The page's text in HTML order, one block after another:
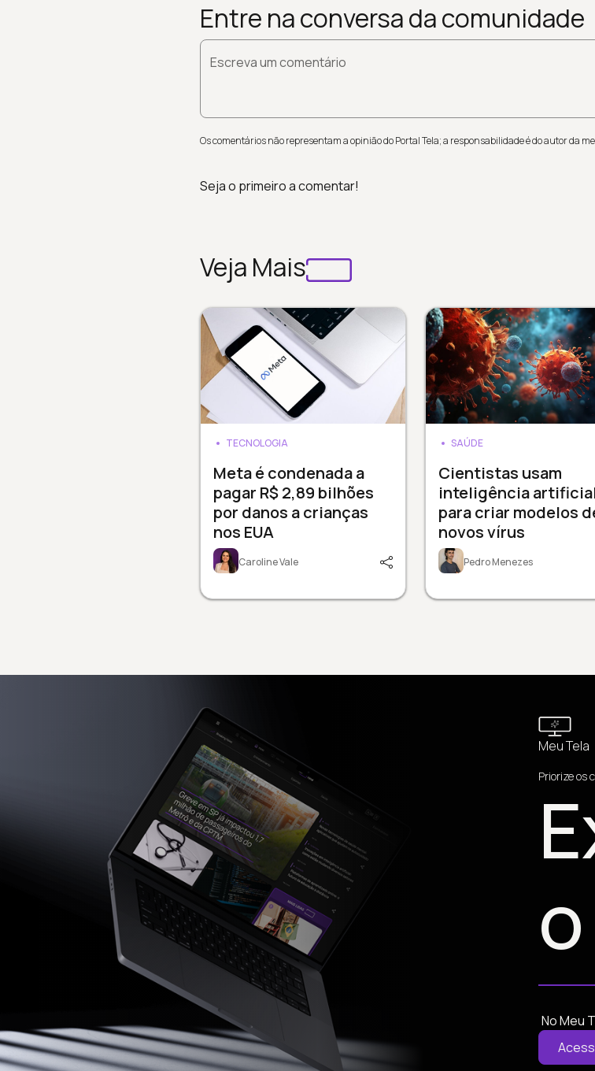
Entre na conversa da comunidade
Escreva um comentário
Os comentários não representam a opinião do Portal Tela; a responsabilidade é do autor da
Seja o primeiro a comentar!
Veja Mais
TECNOLOGIA
Meta é condenada a
pagar R$ 2,89 bilhões
por danos a crianças
nos EUA
Caroline Vale
SAÚDE
Cientistas usam
inteligência
para criar modelos
novos vírus
Pedro Menezes
Meu Tela
Priorize os
No Meu